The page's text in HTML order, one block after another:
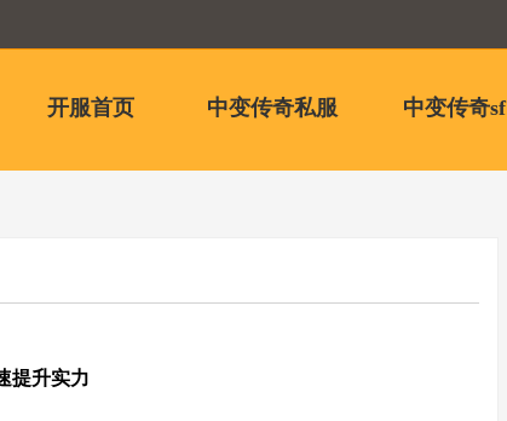
开服首页 中变传奇私服 中变传奇sf
提升实力